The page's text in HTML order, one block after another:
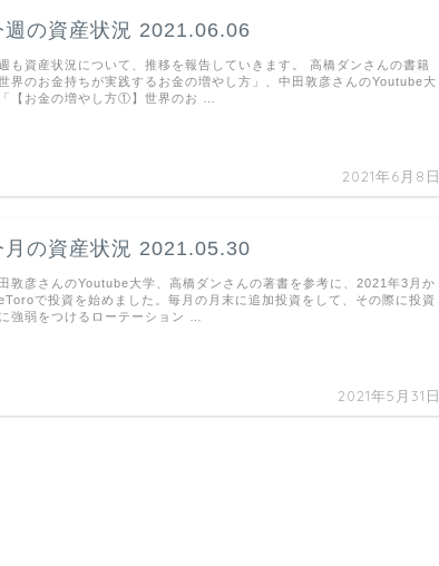
週の資産状況 2021.06.06
2021年6月8日
も資産状況について、推移を報告していきます。 高橋ダンさんの書籍
界のお金持ちが実践するお金の増やし方」、中田敦彦さんのYoutube大
【お金の増やし方①】世界のお …
月の資産状況 2021.05.30
2021年5月31日
敦彦さんのYoutube大学、高橋ダンさんの著書を参考に、2021年3月か
で投資を始めました。毎月の月末に追加投資をして、その際に投資
強弱をつけるローテーション …